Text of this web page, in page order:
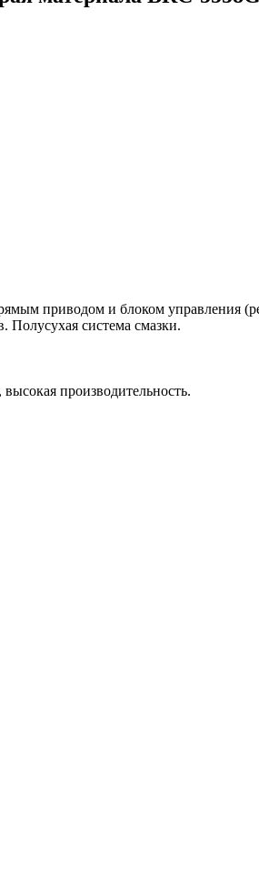
приводом и блоком управления
Полусухая система смазки.
производительность.